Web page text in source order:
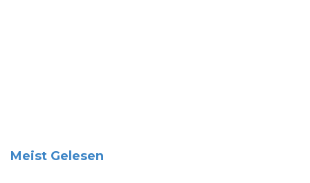
Meist Gelesen